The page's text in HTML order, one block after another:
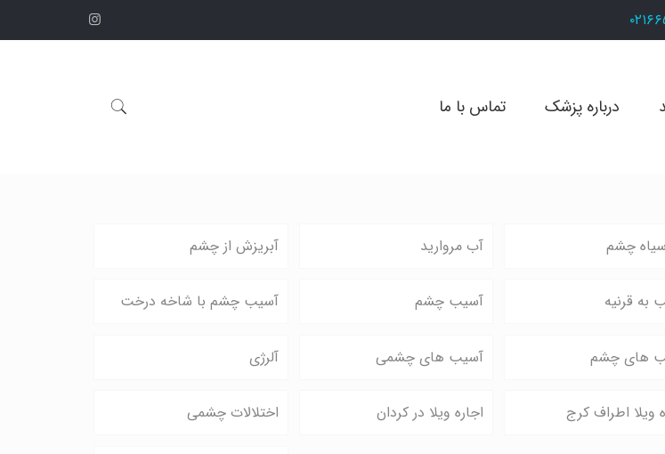
درباره پزشک تماس با ما
چشم آب مروارید آبریزش از چشم
به قرنیه آسیب چشم آسیب چشم با شاخه درخت
های چشم آسیب های چشمی آلرژی
ویلا اطراف کرج اجاره ویلا در کردان اختلالات چشمی